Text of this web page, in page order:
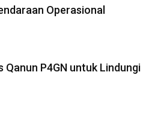
Operasional
Qanun P4GN untuk Lindungi